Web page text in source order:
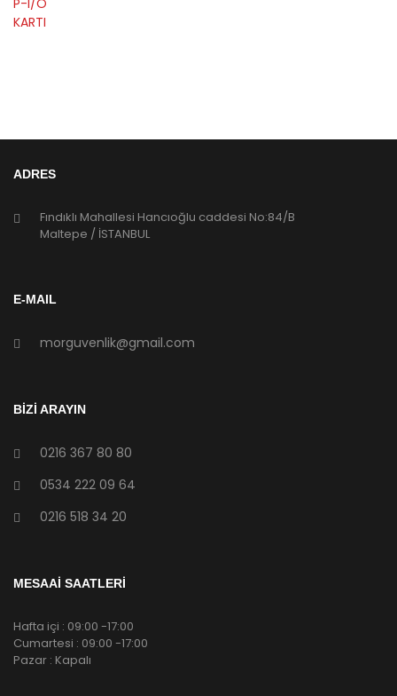
ADRES
Fındıklı Mahallesi Hancıoğlu caddesi No:84/B
Maltepe / İSTANBUL
E-MAIL
morguvenlik@gmail.com
BİZİ ARAYIN
0216 367 80 80
0534 222 09 64
0216 518 34 20
MESAAİ SAATLERİ
Hafta içi : 09:00 -17:00
Cumartesi : 09:00 -17:00
Pazar : Kapalı